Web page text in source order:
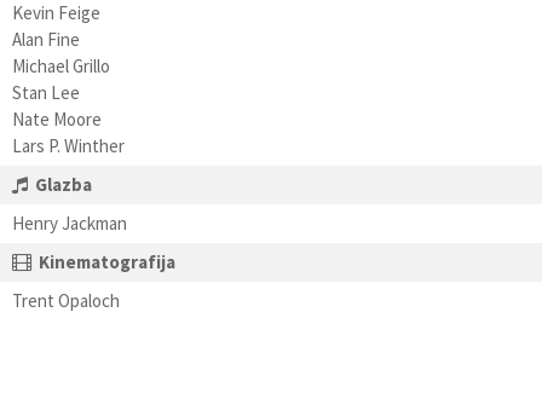
Kevin Feige
Alan Fine
Michael Grillo
Stan Lee
Nate Moore
Lars P. Winther
Glazba
Henry Jackman
Kinematografija
Trent Opaloch